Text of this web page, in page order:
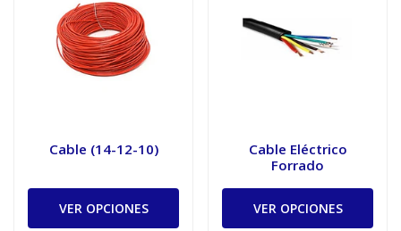
Cable (14-12-10)
VER OPCIONES
Cable Eléctrico
Forrado
VER OPCIONES